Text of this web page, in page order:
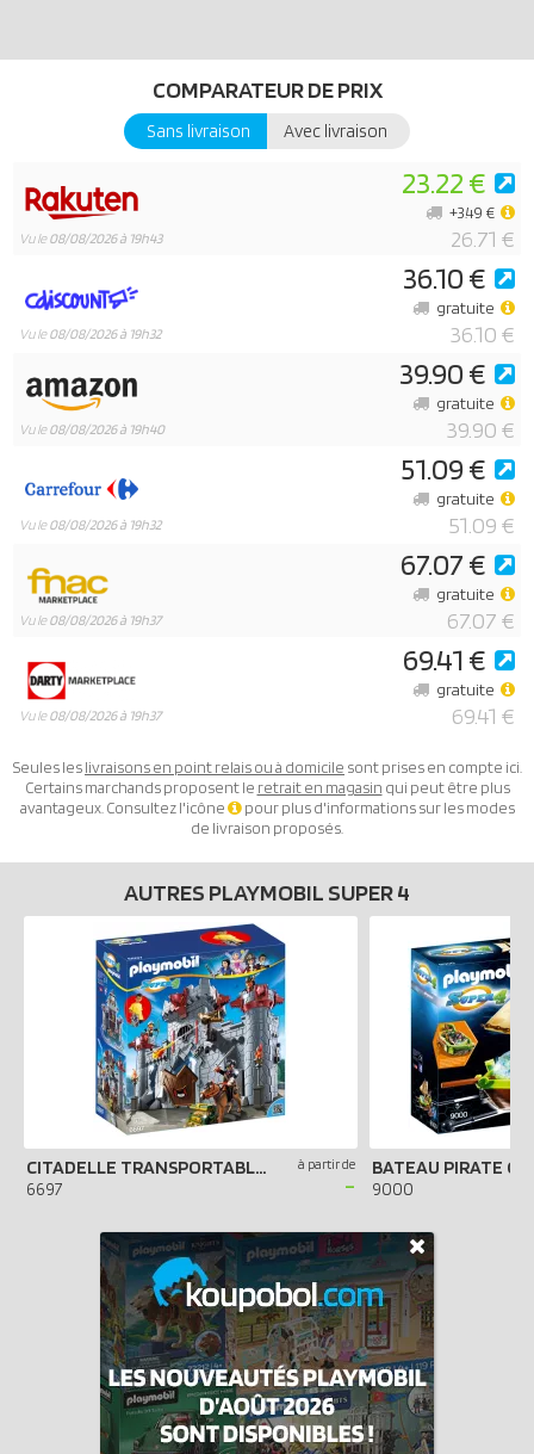
COMPARATEUR DE PRIX
Sans livraison Avec livraison
Vu le08/08/2026 à 19h43
23.22 €
26.71 €
+3.49 €
Vu le08/08/2026 à 19h32
36.10 €
36.10 €
gratuite
Vu le08/08/2026 à 19h40
39.90 €
39.90 €
gratuite
Vu le08/08/2026 à 19h32
51.09 €
51.09 €
gratuite
Vu le08/08/2026 à 19h37
67.07 €
67.07 €
gratuite
Vu le08/08/2026 à 19h37
69.41 €
69.41 €
gratuite
Seules leslivraisons en point relais ou à domicile sont prises en compte ici.
Certains marchands proposent le retrait en magasin qui peut être plus
avantageux. Consultez l'icône
pour plus d'informations sur les modes
de livraison proposés.
AUTRES PLAYMOBIL SUPER 4
CITADELLE TRANSPORTABLE DU BARON NOIR
6697
à partir de
- 9000